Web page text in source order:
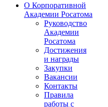
О Корпоративной
Академии Росатома
Руководство
Академии
Росатома
Достижения
и награды
Закупки
Вакансии
Контакты
Правила
работы с